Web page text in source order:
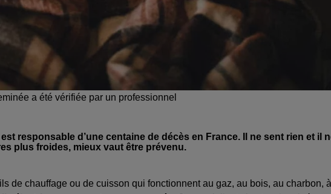
a été vérifiée par un professionnel
responsable d’une centaine de décès en France. Il ne sent rien et il
plus froides, mieux vaut être prévenu.
de chauffage ou de cuisson qui fonctionnent au gaz, au bois, au charbon, à